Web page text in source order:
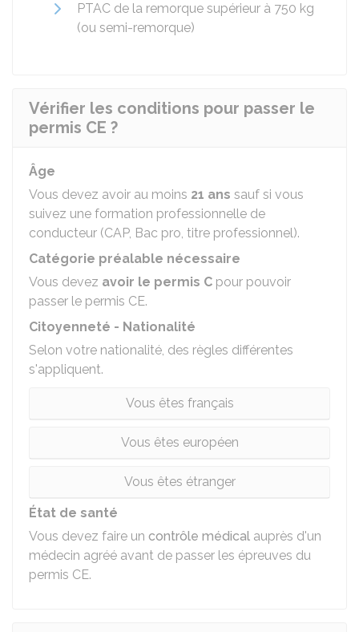
PTAC de la remorque supérieur à 750 kg
(ou semi-remorque)
Vérifier les conditions pour passer le
permis CE ?
Âge
Vous devez avoir au moins 21 ans sauf si vous
suivez une formation professionnelle de
conducteur (CAP, Bac pro, titre professionnel).
Catégorie préalable nécessaire
Vous devez avoir le permis C pour pouvoir
passer le permis CE.
Citoyenneté - Nationalité
Selon votre nationalité, des règles différentes
s'appliquent.
Vous êtes français
Vous êtes européen
Vous êtes étranger
État de santé
Vous devez faire un contrôle médical auprès d'un
médecin agréé avant de passer les épreuves du
permis CE.